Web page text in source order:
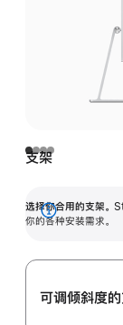
支架
选择你合用的支架。
你的各种安装需求。
展
可调倾斜度